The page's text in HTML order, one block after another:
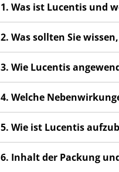
1. Was ist Lucentis und
2. Was sollten Sie
3. Wie Lucentis
4. Welche
5. Wie ist Lucentis
6. Inhalt der Packung